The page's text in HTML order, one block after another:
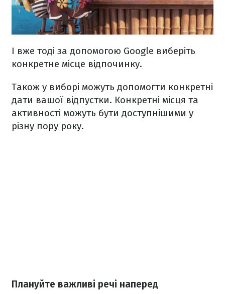
І вже тоді за допомогою Google виберіть
конкретне місце відпочинку.
Також у виборі можуть допомогти конкретні
дати вашої відпустки. Конкретні місця та
активності можуть бути доступнішими у
різну пору року.
Плануйте важливі речі наперед